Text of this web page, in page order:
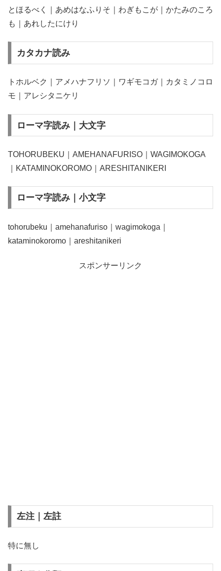
とほるべく｜あめはなふりそ｜わぎもこが｜かたみのころ
も｜あれしたにけり
カタカナ読み
トホルベク｜アメハナフリソ｜ワギモコガ｜カタミノコロ
モ｜アレシタニケリ
ローマ字読み｜大文字
TOHORUBEKU｜AMEHANAFURISO｜WAGIMOKOGA
｜KATAMINOKOROMO｜ARESHITANIKERI
ローマ字読み｜小文字
tohorubeku｜amehanafuriso｜wagimokoga｜
kataminokoromo｜areshitanikeri
スポンサーリンク
左注｜左註
特に無し